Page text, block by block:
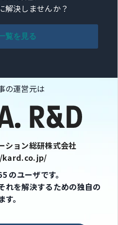
解決しませんか？
覧を見る
の運営元は
ション総研株式会社
ユーザです。
れを解決するための独自の
。